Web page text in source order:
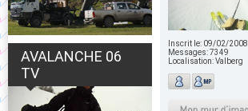
AVALANCHE 06
TV
Inscrit le: 09/02/2008
Messages:7349
Localisation:Valberg